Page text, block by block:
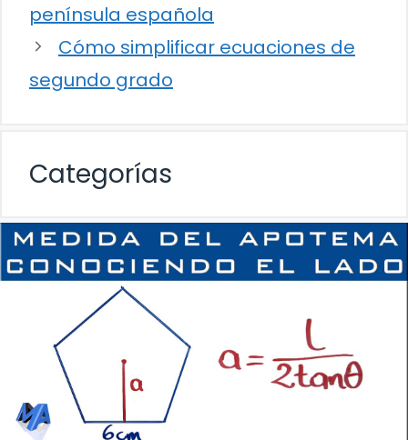
península española
Cómo simplificar ecuaciones de
segundo grado
Categorías